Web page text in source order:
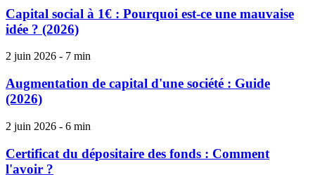
Capital social à 1€ : Pourquoi est-ce une mauvaise
idée ? (2026)
2 juin 2026 - 7 min
Augmentation de capital d'une société : Guide
(2026)
2 juin 2026 - 6 min
Certificat du dépositaire des fonds : Comment
l'avoir ?